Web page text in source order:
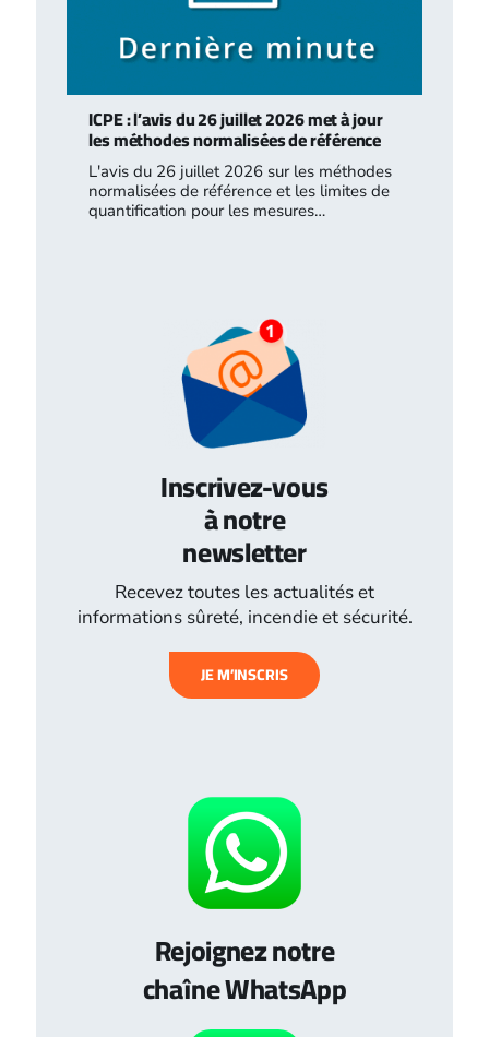
ICPE : l’avis du 26 juillet 2026 met à jour
les méthodes normalisées de référence
L'avis du 26 juillet 2026 sur les méthodes
normalisées de référence et les limites de
quantification pour les mesures…
Inscrivez-vous
à notre
newsletter
Recevez toutes les actualités et
informations sûreté, incendie et sécurité.
JE M’INSCRIS
Rejoignez notre
chaîne WhatsApp